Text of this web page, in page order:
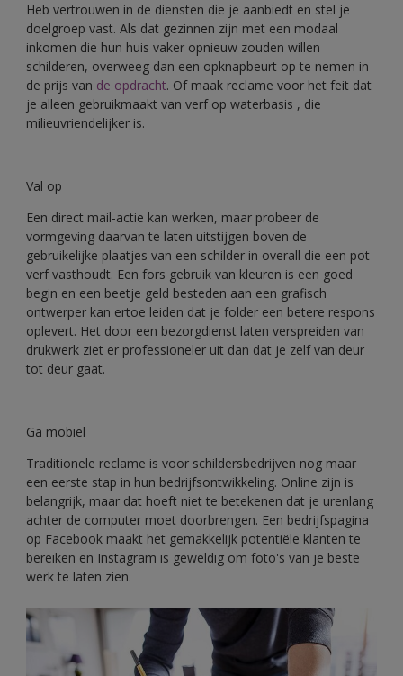
Heb vertrouwen in de diensten die je aanbiedt en stel je
doelgroep vast. Als dat gezinnen zijn met een modaal
inkomen die hun huis vaker opnieuw zouden willen
schilderen, overweeg dan een opknapbeurt op te nemen in
de prijs van de opdracht. Of maak reclame voor het feit dat
je alleen gebruikmaakt van verf op waterbasis , die
milieuvriendelijker is.
Val op
Een direct mail-actie kan werken, maar probeer de
vormgeving daarvan te laten uitstijgen boven de
gebruikelijke plaatjes van een schilder in overall die een pot
verf vasthoudt. Een fors gebruik van kleuren is een goed
begin en een beetje geld besteden aan een grafisch
ontwerper kan ertoe leiden dat je folder een betere respons
oplevert. Het door een bezorgdienst laten verspreiden van
drukwerk ziet er professioneler uit dan dat je zelf van deur
tot deur gaat.
Ga mobiel
Traditionele reclame is voor schildersbedrijven nog maar
een eerste stap in hun bedrijfsontwikkeling. Online zijn is
belangrijk, maar dat hoeft niet te betekenen dat je urenlang
achter de computer moet doorbrengen. Een bedrijfspagina
op Facebook maakt het gemakkelijk potentiële klanten te
bereiken en Instagram is geweldig om foto's van je beste
werk te laten zien.